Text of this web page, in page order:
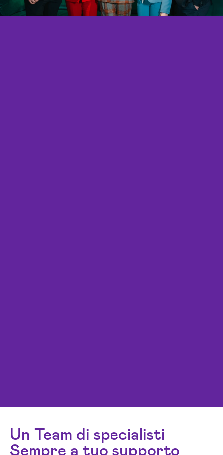
Un Team di specialisti
Sempre a tuo supporto